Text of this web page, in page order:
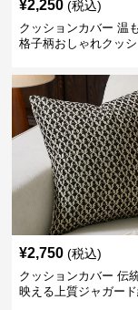
¥2,250 (税込)
クッションカバー 温
格子柄おしゃれクッ
¥2,750 (税込)
クッションカバー 伝
映える上質ジャガー